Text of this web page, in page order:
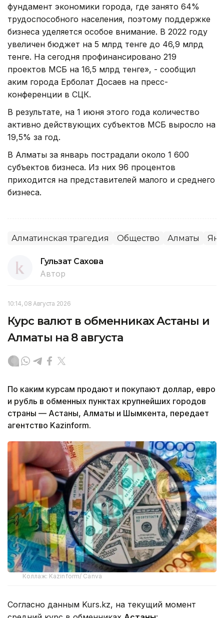
фундамент экономики города, где занято 64%
трудоспособного населения, поэтому поддержке
бизнеса уделяется особое внимание. В 2022 году
увеличен бюджет на 5 млрд тенге до 46,9 млрд
тенге. На сегодня профинансировано 219
проектов МСБ на 16,5 млрд тенге», - сообщил
аким города Ерболат Досаев на пресс-
конференции в СЦК.
В результате, на 1 июня этого года количество
активно действующих субъектов МСБ выросло на
19,5% за год.
В Алматы за январь пострадали около 1 600
субъектов бизнеса. Из них 96 процентов
приходится на представителей малого и среднего
бизнеса.
Алматинская трагедия Общество Алматы
Гульзат Сахова
Автор
10:14, 08 Августа 2026
Курс валют в обменниках Астаны и
Алматы на 8 августа
По каким курсам продают и покупают доллар, евро
и рубль в обменных пунктах крупнейших городов
страны — Астаны, Алматы и Шымкента, передает
агентство Kazinform.
Коллаж: Kazinform/ Canva
Согласно данным Kurs.kz, на текущий момент